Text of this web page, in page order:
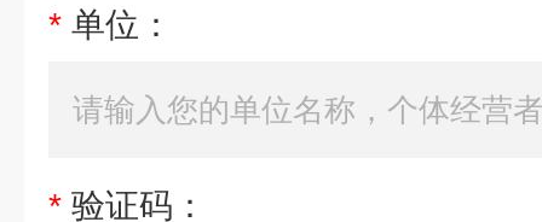
* 单位：
* 验证码：